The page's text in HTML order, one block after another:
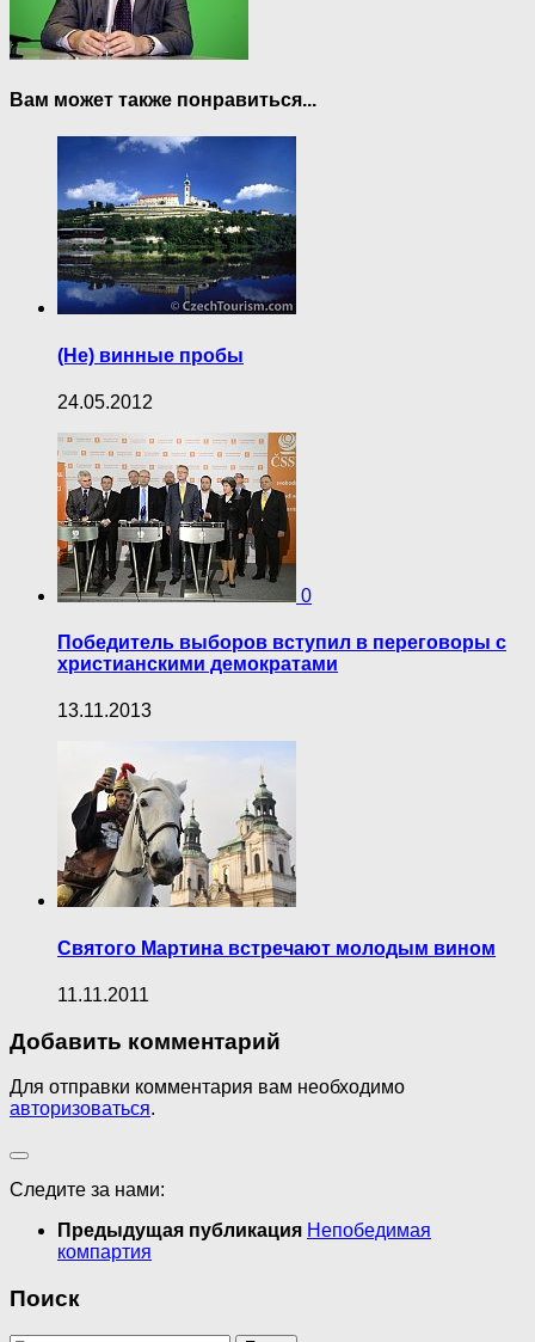
Вам может также понравиться...
(Не) винные пробы
24.05.2012
0
Победитель выборов вступил в переговоры с
христианскими демократами
13.11.2013
Святого Мартина встречают молодым вином
11.11.2011
Добавить комментарий
Для отправки комментария вам необходимо
авторизоваться.
Следите за нами:
Предыдущая публикация Непобедимая
компартия
Поиск